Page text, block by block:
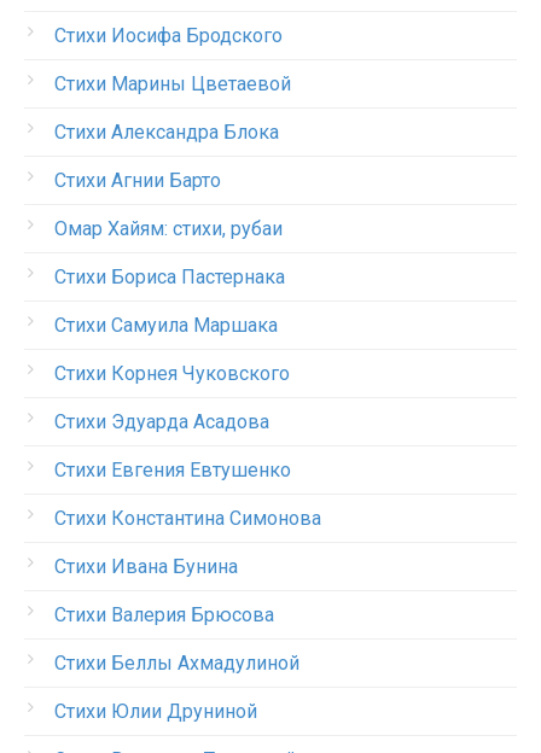
Стихи Иосифа Бродского
Стихи Марины Цветаевой
Стихи Александра Блока
Стихи Агнии Барто
Омар Хайям: стихи, рубаи
Стихи Бориса Пастернака
Стихи Самуила Маршака
Стихи Корнея Чуковского
Стихи Эдуарда Асадова
Стихи Евгения Евтушенко
Стихи Константина Симонова
Стихи Ивана Бунина
Стихи Валерия Брюсова
Стихи Беллы Ахмадулиной
Стихи Юлии Друниной